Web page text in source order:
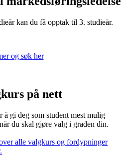
kan du få opptak til 3. studieår.
og søk her
på nett
å gi deg som student mest mulig
du skal gjøre valg i graden din.
alle valgkurs og fordypninger